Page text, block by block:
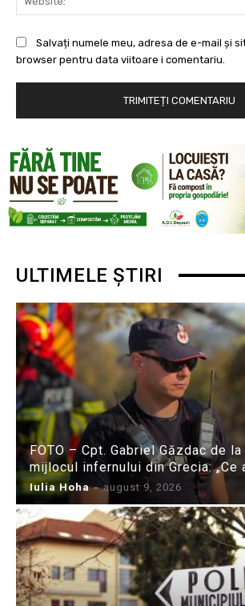
Salvați numele meu, adresa de e-mail și
browser pentru data viitoare i comentariu.
ULTIMELE ȘTIRI
FOTO – Cpt. Gabriel Găzdac de la
mijlocul infernului din Grecia: „Ce
Iulia Hoha - august 9, 2026